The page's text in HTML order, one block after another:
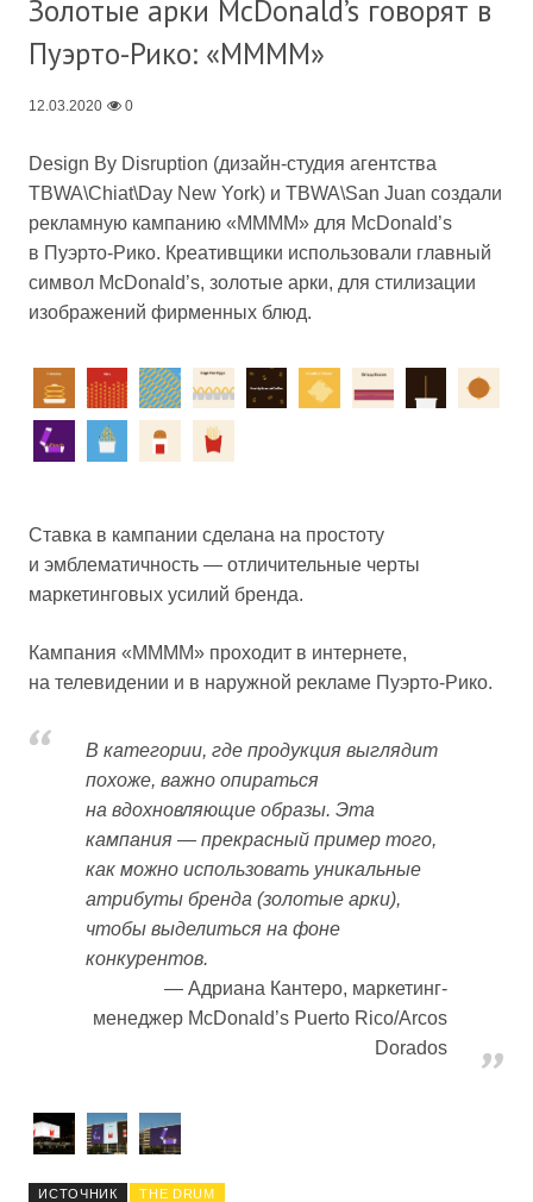
Золотые арки McDonald’s говорят в
Пуэрто-Рико: «ММММ»
12.03.2020 0
Design By Disruption (дизайн-студия агентства
TBWA\Chiat\Day New York) и TBWA\San Juan создали
рекламную кампанию «ММММ» для McDonald’s
в Пуэрто-Рико. Креативщики использовали главный
символ McDonald’s, золотые арки, для стилизации
изображений фирменных блюд.
Ставка в кампании сделана на простоту
и эмблематичность — отличительные черты
маркетинговых усилий бренда.
Кампания «MMMM» проходит в интернете,
на телевидении и в наружной рекламе Пуэрто-Рико.
В категории, где продукция выглядит
похоже, важно опираться
на вдохновляющие образы. Эта
кампания — прекрасный пример того,
как можно использовать уникальные
атрибуты бренда (золотые арки),
чтобы выделиться на фоне
конкурентов.
Адриана Кантеро, маркетинг-
менеджер McDonald’s Puerto Rico/Arcos
Dorados
ИСТОЧНИК
THE DRUM